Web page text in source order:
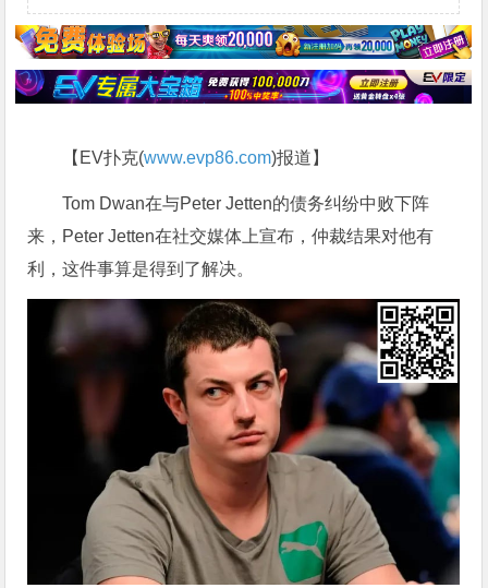
【EV扑克(www.evp86.com)报道】
Tom Dwan在与Peter Jetten的债务纠纷中败下阵
来，Peter Jetten在社交媒体上宣布，仲裁结果对他有
利，这件事算是得到了解决。